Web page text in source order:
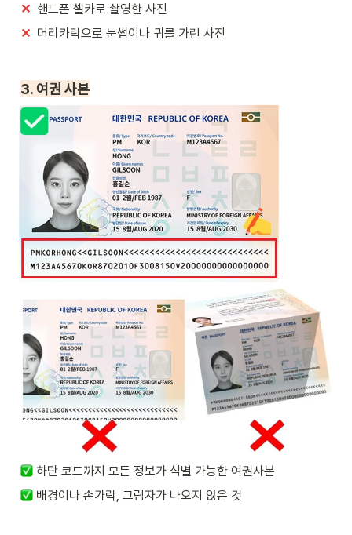
✕ 핸드폰 셀카로 촬영한 사진
✕ 머리카락으로 눈썹이나 귀를 가린 사진
3. 여권 사본
하단 코드까지 모든 정보가 식별 가능한 여권사본
배경이나 손가락, 그림자가 나오지 않은 것